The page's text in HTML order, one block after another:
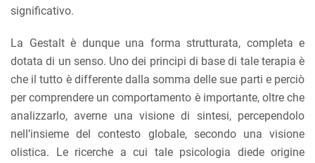
significativo.
La Gestalt è dunque una forma strutturata, completa e
dotata di un senso. Uno dei principi di base di tale terapia è
che il tutto è differente dalla somma delle sue parti e perciò
per comprendere un comportamento è importante, oltre che
analizzarlo, averne una visione di sintesi, percependolo
nell’insieme del contesto globale, secondo una visione
olistica. Le ricerche a cui tale psicologia diede origine